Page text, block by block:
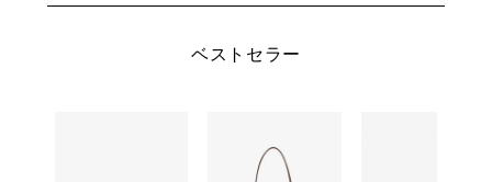
ベストセラー